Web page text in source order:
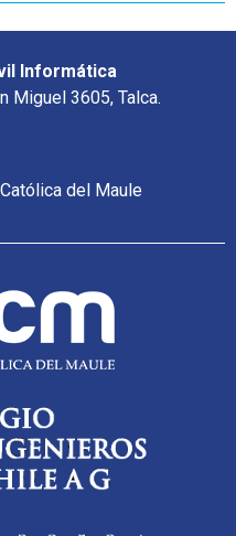
Informática
Miguel 3605, Talca.
del Maule